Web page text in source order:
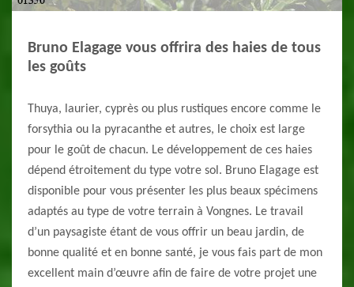
Bruno Elagage vous offrira des haies de tous
les goûts
Thuya, laurier, cyprès ou plus rustiques encore comme le
forsythia ou la pyracanthe et autres, le choix est large
pour le goût de chacun. Le développement de ces haies
dépend étroitement du type votre sol. Bruno Elagage est
disponible pour vous présenter les plus beaux spécimens
adaptés au type de votre terrain à Vongnes. Le travail
d’un paysagiste étant de vous offrir un beau jardin, de
bonne qualité et en bonne santé, je vous fais part de mon
excellent main d’œuvre afin de faire de votre projet une